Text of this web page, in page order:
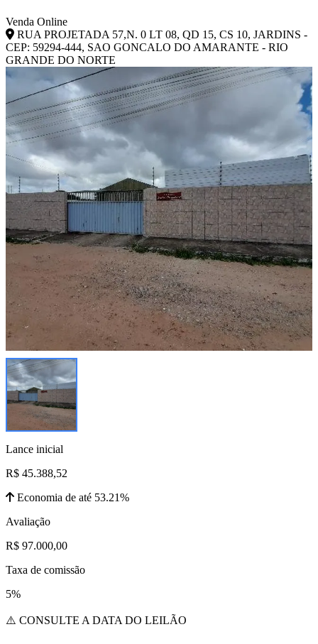
Venda Online
RUA PROJETADA 57,N. 0 LT 08, QD 15, CS 10, JARDINS -
CEP: 59294-444, SAO GONCALO DO AMARANTE - RIO
GRANDE DO NORTE
Lance inicial
R$ 45.388,52
Economia de até 53.21%
Avaliação
R$ 97.000,00
Taxa de comissão
5%
⚠️ CONSULTE A DATA DO LEILÃO